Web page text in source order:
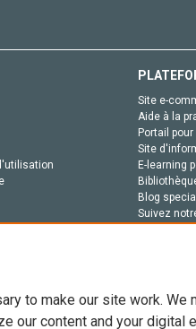
Site e-
Aide à la
Portail
Site
E-learning
Blog
Suivez
to make our site work.
our content and your digital